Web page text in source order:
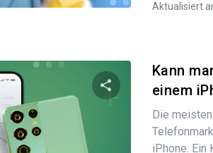
Aktualisiert
Diesen Artikel
Kann
einem
Die
iPhone. Ein